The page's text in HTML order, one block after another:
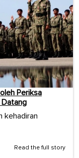
Periksa
Datang
kehadiran
Read the full story